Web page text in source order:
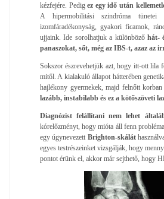
kézfejére. Pedigez egy idő után
A hipermobilitási szindróma tünetei
izomfáradékonyság, gyakori ficamok,
ujjaink. Ide sorolhatjuk a különböző hát-
panaszokat, sőt, még az IBS-t, azaz az
Sokszor észrevehetjük azt, hogy itt-ott lila
mitől. A kialakuló állapot hátterében
hajlékony gyermekek, majd felnőtt
lazább, instabilabb és ez a kötőszöveti
Diagnózist felállítani nem lehet
kórelőzményt, hogy mióta áll fenn
egy úgynevezett Brighton-skálát
egyes testrészeinket vizsgálják, hogy
pontot érünk el, akkor már sejthető, hogy